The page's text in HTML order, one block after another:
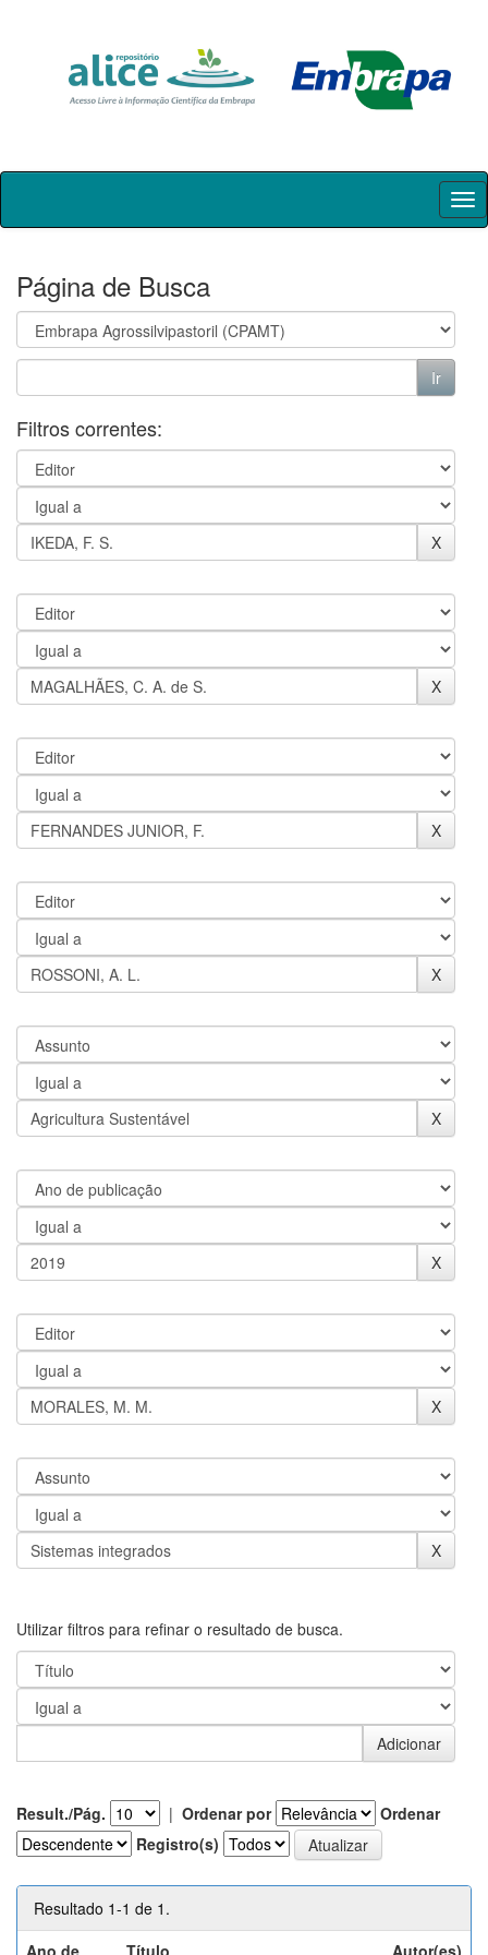
Skip
Página de Busca
Filtros correntes:
Utilizar filtros para refinar o resultado de busca.
Result./Pág. | Ordenar por
Ordenar
Registro(s)
Resultado 1-1 de 1.
Ano de
Título Autor(es)